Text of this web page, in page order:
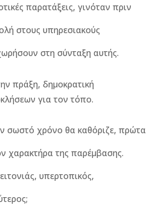
παρατάξεις, γινόταν πριν
στους υπηρεσιακούς
στη σύνταξη αυτής.
πράξη, δημοκρατική
για τον τόπο.
σωστό χρόνο θα καθόριζε, πρώτα
χαρακτήρα της παρέμβασης.
υπερτοπικός,